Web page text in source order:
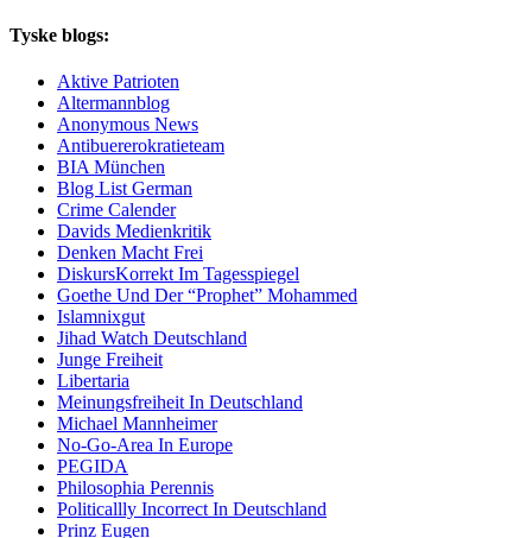
Tyske blogs:
Aktive Patrioten
Altermannblog
Anonymous News
Antibuererokratieteam
BIA München
Blog List German
Crime Calender
Davids Medienkritik
Denken Macht Frei
DiskursKorrekt Im Tagesspiegel
Goethe Und Der “Prophet” Mohammed
Islamnixgut
Jihad Watch Deutschland
Junge Freiheit
Libertaria
Meinungsfreiheit In Deutschland
Michael Mannheimer
No-Go-Area In Europe
PEGIDA
Philosophia Perennis
Politicallly Incorrect In Deutschland
Prinz Eugen